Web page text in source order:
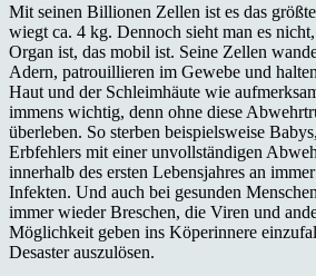
Mit seinen Billionen Zellen ist es das
wiegt ca. 4 kg. Dennoch sieht man es
Organ ist, das mobil ist. Seine Zellen
Adern, patrouillieren im Gewebe und
Haut und der Schleimhäute wie
immens wichtig, denn ohne diese
überleben. So sterben beispielsweise
Erbfehlers mit einer unvollständigen
innerhalb des ersten Lebensjahres an
Infekten. Und auch bei gesunden
immer wieder Breschen, die Viren und
Möglichkeit geben ins Köperinnere
Desaster auszulösen.